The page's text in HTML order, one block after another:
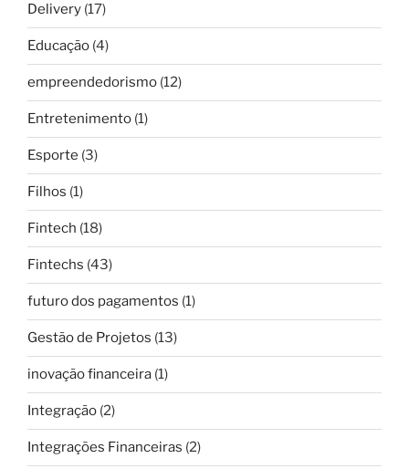
Delivery (17)
Educação (4)
empreendedorismo (12)
Entretenimento (1)
Esporte (3)
Filhos (1)
Fintech (18)
Fintechs (43)
futuro dos pagamentos (1)
Gestão de Projetos (13)
inovação financeira (1)
Integração (2)
Integrações Financeiras (2)